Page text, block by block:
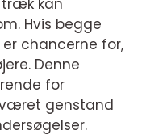
træk kan
Hvis begge
chancerne for,
Denne
for
genstand